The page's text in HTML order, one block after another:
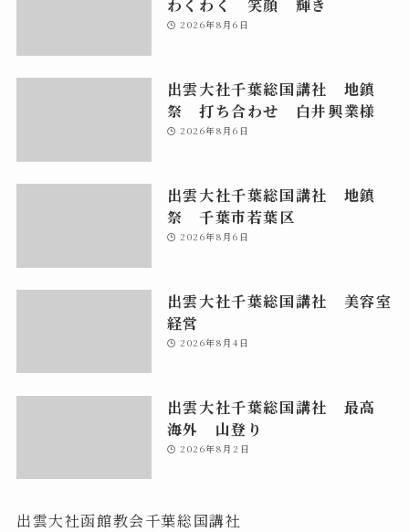
わくわく 笑顔 輝き
2026年8月6日
出雲大社千葉総国講社 地鎮
祭 打ち合わせ 白井興業様
2026年8月6日
出雲大社千葉総国講社 地鎮
祭 千葉市若葉区
2026年8月6日
出雲大社千葉総国講社 美容室
経営
2026年8月4日
出雲大社千葉総国講社 最高
海外 山登り
2026年8月2日
出雲大社函館教会千葉総国講社